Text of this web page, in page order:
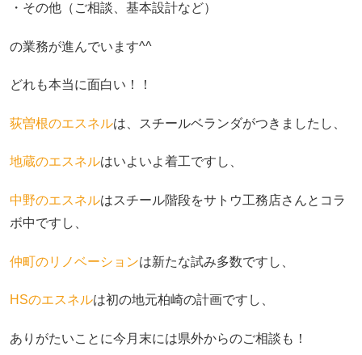
・その他（ご相談、基本設計など）
の業務が進んでいます^^
どれも本当に面白い！！
荻曽根のエスネルは、スチールベランダがつきましたし、
地蔵のエスネルはいよいよ着工ですし、
中野のエスネルはスチール階段をサトウ工務店さんとコラ
ボ中ですし、
仲町のリノベーションは新たな試み多数ですし、
HSのエスネルは初の地元柏崎の計画ですし、
ありがたいことに今月末には県外からのご相談も！